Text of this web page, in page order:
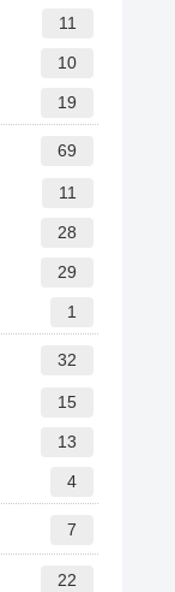
11
10
19
69
11
28
29
1
32
15
13
4
7
22